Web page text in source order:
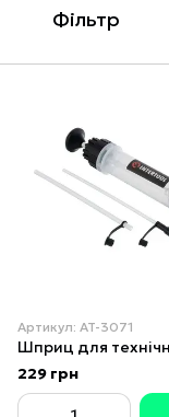
Фільтр
Артикул: AT-3071
229 грн